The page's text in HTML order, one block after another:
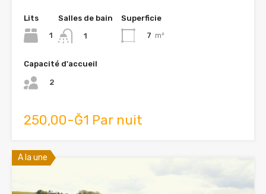
Lits
1
Salles de bain
1
Superficie
7 m²
Capacité d'accueil
2
250,00-Ğ1 Par nuit
A la une